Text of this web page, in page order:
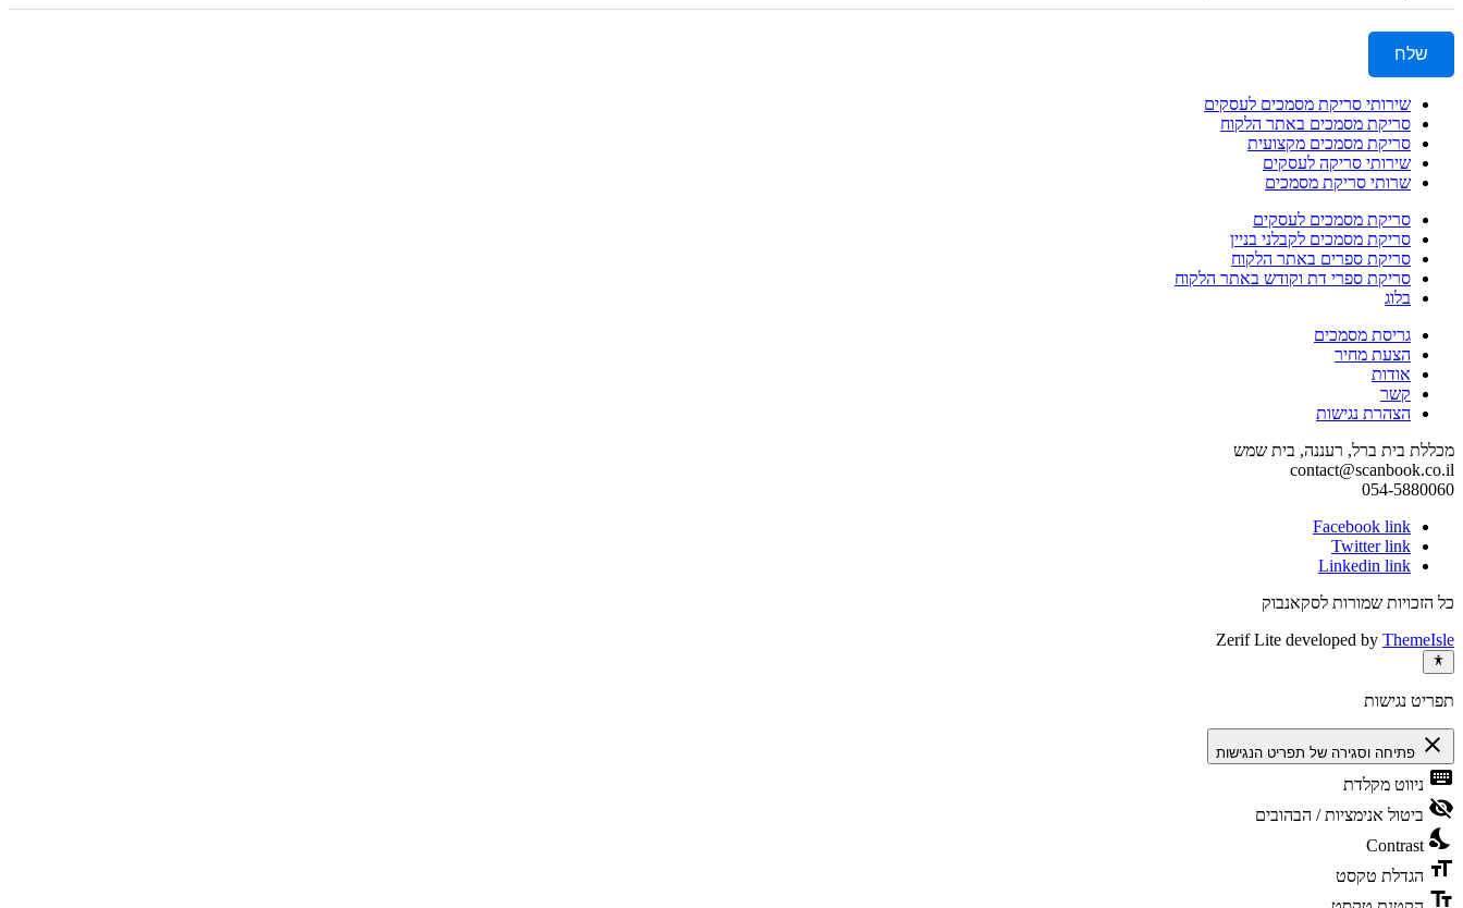
שלח
שירותי סריקת מסמכים לעסקים
סריקת מסמכים באתר הלקוח
סריקת מסמכים מקצועית
שירותי סריקה לעסקים
שרותי סריקת מסמכים
סריקת מסמכים לעסקים
סריקת מסמכים לקבלני בניין
סריקת ספרים באתר הלקוח
סריקת ספרי דת וקודש באתר הלקוח
בלוג
גריסת מסמכים
הצעת מחיר
אודות
קשר
הצהרת נגישות
מכללת בית ברל, רעננה, בית שמש
contact@scanbook.co.il
054-5880060
Facebook link
Twitter link
Linkedin link
כל הזכויות שמורות לסקאנבוק
Zerif Lite developed by ThemeIsle
תפריט נגישות
close פתיחה וסגירה של תפריט הנגישות
keyboard ניווט מקלדת
visibility_off ביטול אנימציות / הבהובים
nights_stay
Contrast
format_size הגדלת טקסט
text_fields